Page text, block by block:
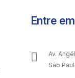
Entre
Av.
São